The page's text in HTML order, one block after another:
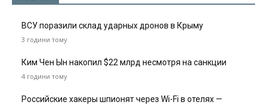
ВСУ поразили склад ударных дронов в Крыму
3 години тому
Ким Чен Ын накопил $22 млрд несмотря на санкции
4 години тому
Российские хакеры шпионят через Wi-Fi в отелях —